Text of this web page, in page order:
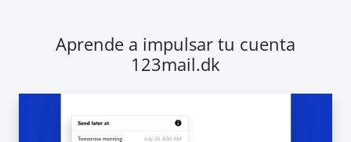
Aprende a impulsar tu cuenta
123mail.dk